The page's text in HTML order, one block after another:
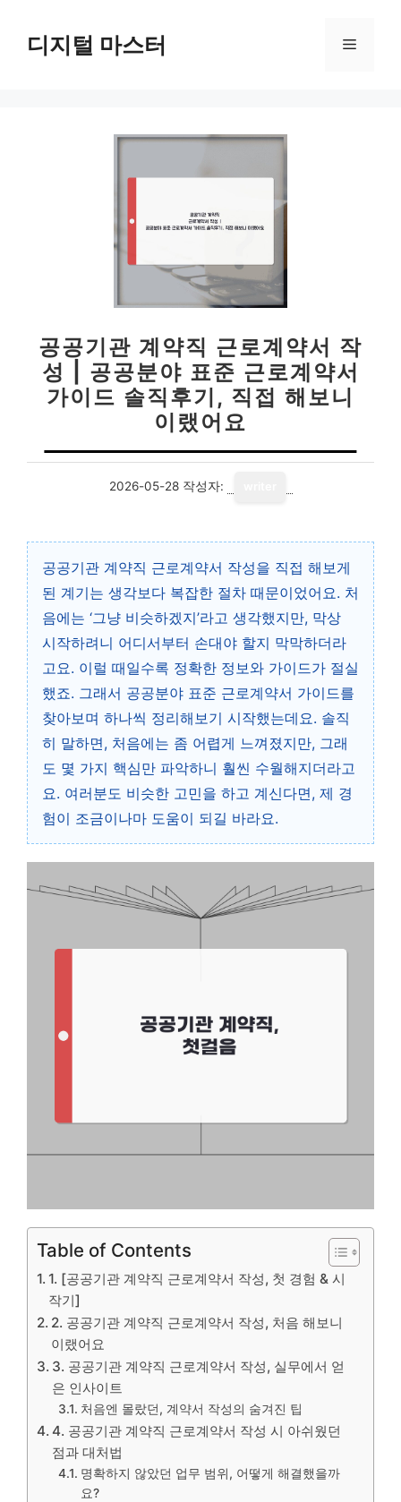
디지털 마스터 메
공공기관 계약직 근로계약서 작
성 | 공공분야 표준 근로계약서
가이드 솔직후기, 직접 해보니
이랬어요
2026-05-28 작성자:
공공기관 계약직 근로계약서 작성을 직접 해보게
된 계기는 생각보다 복잡한 절차 때문이었어요. 처
음에는 ‘그냥 비슷하겠지’라고 생각했지만, 막상
시작하려니 어디서부터 손대야 할지 막막하더라
고요. 이럴 때일수록 정확한 정보와 가이드가 절실
했죠. 그래서 공공분야 표준 근로계약서 가이드를
찾아보며 하나씩 정리해보기 시작했는데요. 솔직
히 말하면, 처음에는 좀 어렵게 느껴졌지만, 그래
도 몇 가지 핵심만 파악하니 훨씬 수월해지더라고
요. 여러분도 비슷한 고민을 하고 계신다면, 제 경
험이 조금이나마 도움이 되길 바라요.
Table of Contents
1. [공공기관 계약직 근로계약서 작성, 첫 경험 & 시
작기]
2. 공공기관 계약직 근로계약서 작성, 처음 해보니
이랬어요
3. 공공기관 계약직 근로계약서 작성, 실무에서 얻
은 인사이트
처음엔 몰랐던, 계약서 작성의 숨겨진 팁
4. 공공기관 계약직 근로계약서 작성 시 아쉬웠던
점과 대처법
명확하지 않았던 업무 범위, 어떻게 해결했을까
요?